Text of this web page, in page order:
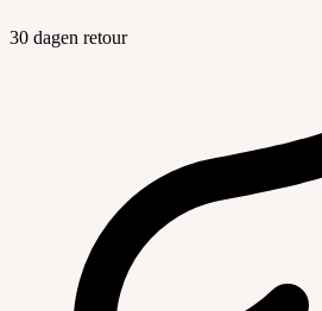
30 dagen retour